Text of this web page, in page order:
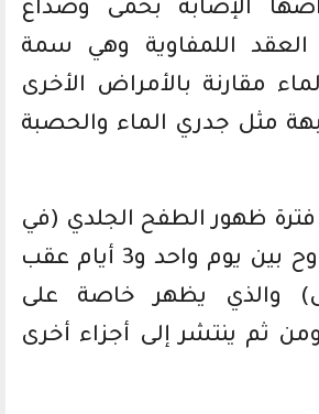
الإصابة بحمى وصداع
اللمفاوية وهي سمة
مقارنة بالأمراض الأخرى
مثل جدري الماء والحصبة
فترة ظهور الطفح الجلدي (في
غضون مدة تتراوح بين يوم واحد و3 أيام عقب
والذي يظهر خاصة على
ثم ينتشر إلى أجزاء أخرى